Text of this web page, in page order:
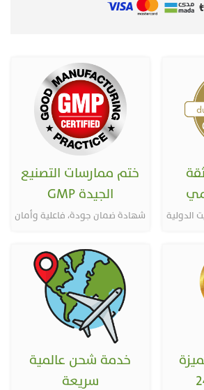
الدولية
ختم ممارسات التصنيع
الجيدة GMP
شهادة ضمان جودة، فاعلية وأمان
خدمة شحن عالمية
سريعة